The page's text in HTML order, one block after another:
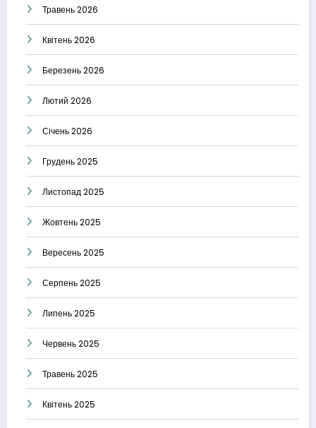
Травень 2026
Квітень 2026
Березень 2026
Лютий 2026
Січень 2026
Грудень 2025
Листопад 2025
Жовтень 2025
Вересень 2025
Серпень 2025
Липень 2025
Червень 2025
Травень 2025
Квітень 2025